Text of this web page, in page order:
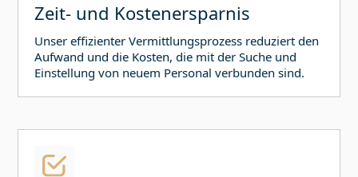
Zeit- und Kostenersparnis
Unser effizienter Vermittlungsprozess reduziert den
Aufwand und die Kosten, die mit der Suche und
Einstellung von neuem Personal verbunden sind.